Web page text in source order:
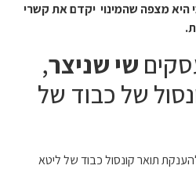
מצפה שהמינוי יקדם את קשרי
שי שניצר,
של כבוד של
תואר קונסול כבוד של ליטא